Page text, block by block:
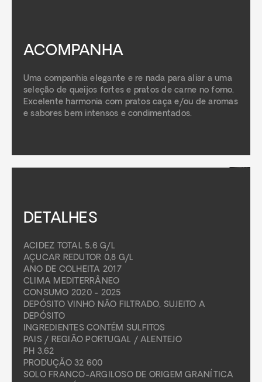
ACOMPANHA
Uma companhia elegante e re nada para aliar a uma
seleção de queijos fortes e pratos de carne no forno.
Excelente harmonia com pratos caça e/ou de aromas
e sabores bem intensos e condimentados.
DETALHES
ACIDEZ TOTAL 5,6 G/L
AÇUCAR REDUTOR 0,8 G/L
ANO DE COLHEITA 2017
CLIMA MEDITERRÂNEO
CONSUMO 2020 - 2025
DEPÓSITO VINHO NÃO FILTRADO, SUJEITO A
DEPÓSITO
INGREDIENTES CONTÉM SULFITOS
PAIS / REGIÃO PORTUGAL / ALENTEJO
PH 3,62
PRODUÇÃO 32 600
SOLO FRANCO-ARGILOSO DE ORIGEM GRANÍTICA